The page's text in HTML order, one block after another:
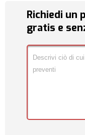
Richiedi un
gratis e